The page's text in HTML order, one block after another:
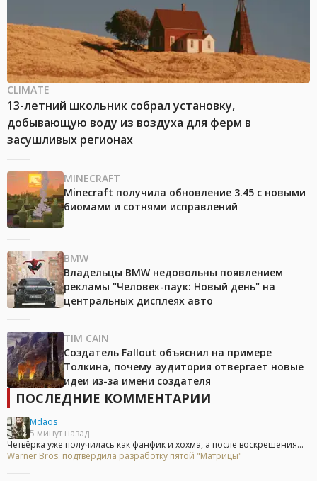
CLIMATE
13-летний школьник собрал установку,
добывающую воду из воздуха для ферм в
засушливых регионах
MINECRAFT
Minecraft получила обновление 3.45 с новыми
биомами и сотнями исправлений
BMW
Владельцы BMW недовольны появлением
рекламы "Человек-паук: Новый день" на
центральных дисплеях авто
TIM CAIN
Создатель Fallout объяснил на примере
Толкина, почему аудитория отвергает новые
идеи из-за имени создателя
ПОСЛЕДНИЕ КОММЕНТАРИИ
Mdaos
5 минут назад
Четвёрка уже получилась как фанфик и хохма, а после воскрешения...
Warner Bros. подтвердила разработку пятой "Матрицы"